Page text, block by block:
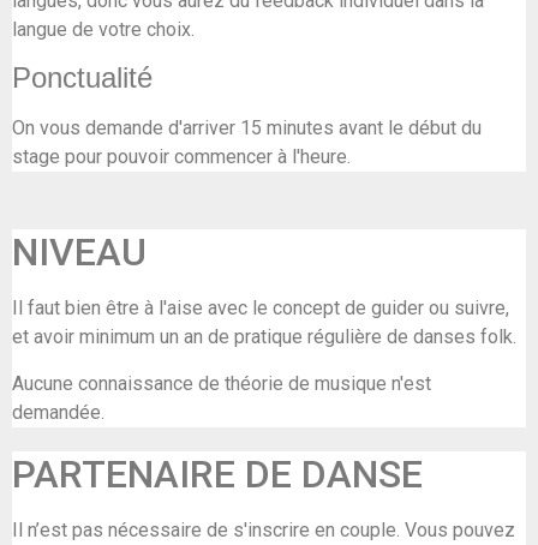
langue de votre choix.
Ponctualité
On vous demande d'arriver 15 minutes avant le début du
stage pour pouvoir commencer à l'heure.
NIVEAU
Il faut bien être à l'aise avec le concept de guider ou suivre,
et avoir minimum un an de pratique régulière de danses folk.
Aucune connaissance de théorie de musique n'est
demandée.
PARTENAIRE DE DANSE
Il n’est pas nécessaire de s'inscrire en couple. Vous pouvez